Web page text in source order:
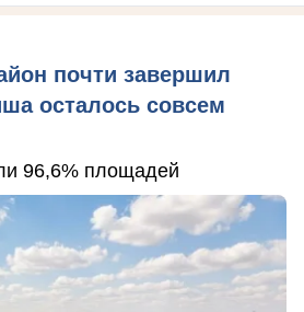
почти завершил
осталось совсем
96,6% площадей